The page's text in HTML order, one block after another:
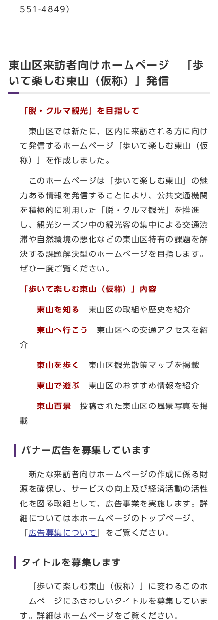
551-4849）
東山区来訪者向けホームページ 「歩
いて楽しむ東山（仮称）」発信
「脱・クルマ観光」を目指して
東山区では新たに、区内に来訪される方に向け
て発信するホームページ「歩いて楽しむ東山（仮
称）」を作成しました。
このホームページは「歩いて楽しむ東山」の魅
力ある情報を発信することにより、公共交通機関
を積極的に利用した「脱・クルマ観光」を推進
し、観光シーズン中の観光客の集中による交通渋
滞や自然環境の悪化などの東山区特有の課題を解
決する課題解決型のホームページを目指します。
ぜひ一度ご覧ください。
「歩いて楽しむ東山（仮称）」内容
東山を知る 東山区の取組や歴史を紹介
東山へ行こう
東山区への交通アクセスを紹
介
東山を歩く 東山区観光散策マップを掲載
東山で遊ぶ 東山区のおすすめ情報を紹介
東山百景
投稿された東山区の風景写真を掲
載
バナー広告を募集しています
新たな来訪者向けホームページの作成に係る財
源を確保し、サービスの向上及び経済活動の活性
化を図る取組として、広告事業を実施します。詳
細については本ホームページのトップページ、
広告募集について 」をご覧ください。
タイトルを募集します
「歩いて楽しむ東山（仮称）」に変わるこのホ
ームページにふさわしいタイトルを募集していま
す。詳細はホームページをご覧ください。